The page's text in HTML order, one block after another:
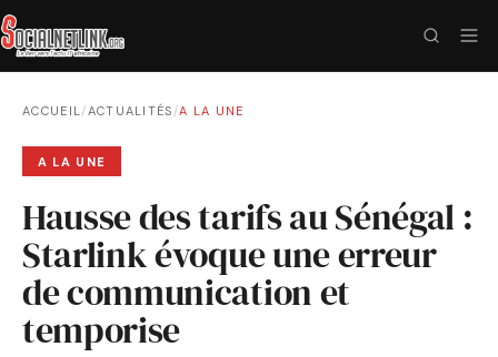
ACCUEIL/ACTUALITÉS /A LA UNE
A LA UNE
Hausse des tarifs au Sénégal :
Starlink évoque une erreur
de communication et
temporise